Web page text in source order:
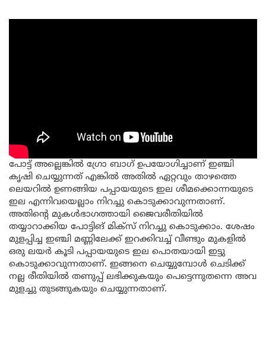
പോട്ട് അല്ലെങ്കിൽ ഗ്രോ ബാഗ് ഉപയോഗിച്ചാണ് ഇഞ്ചി
കൃഷി ചെയ്യുന്നത് എങ്കിൽ അതിൽ ഏറ്റവും താഴത്തെ
ലെയറിൽ ഉണങ്ങിയ പപ്പായയുടെ ഇല ശീമക്കൊന്നയുടെ
ഇല എന്നിവയെല്ലാം നിറച്ചു കൊടുക്കാവുന്നതാണ്.
അതിന്റെ മുകൾഭാഗത്തായി ജൈവരീതിയിൽ
തയ്യാറാക്കിയ പോട്ടിങ് മിക്സ് നിറച്ചു കൊടുക്കാം. ശേഷം
മുളപ്പിച്ച ഇഞ്ചി മണ്ണിലേക്ക് ഇറക്കിവച്ച് വീണ്ടും മുകളിൽ
ഒരു ലയർ കൂടി പപ്പായയുടെ ഇല പൊതയായി ഇട്ടു
കൊടുക്കാവുന്നതാണ്. ഇങ്ങനെ ചെയ്യുമ്പോൾ ചെടിക്ക്
നല്ല രീതിയിൽ തണുപ്പ് ലഭിക്കുകയും പെട്ടെന്നുതന്നെ അവ
മുളച്ചു തുടങ്ങുകയും ചെയ്യുന്നതാണ്.